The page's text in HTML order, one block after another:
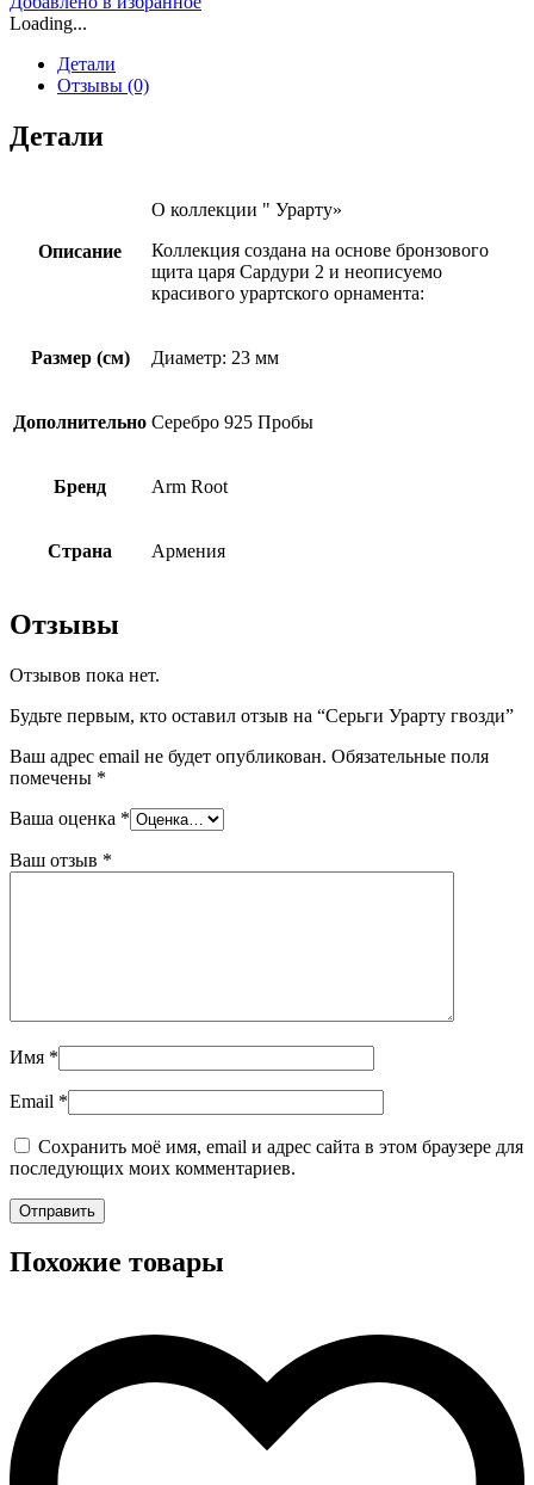
Loading...
Детали
Отзывы (0)
Детали
Описание
О коллекции " Урарту»
Коллекция создана на основе бронзового
щита царя Сардури 2 и неописуемо
красивого урартского орнамента:
Размер (см) Диаметр: 23 мм
Дополнительно Серебро 925 Пробы
Бренд Arm Root
Страна Армения
Отзывы
Отзывов пока нет.
Будьте первым, кто оставил отзыв на “Серьги Урарту гвозди”
Ваш адрес email не будет опубликован. Обязательные поля
помечены *
Ваша оценка *
Ваш отзыв *
Имя *
Email *
Сохранить моё имя, email и адрес сайта в этом браузере для
последующих моих комментариев.
Похожие товары